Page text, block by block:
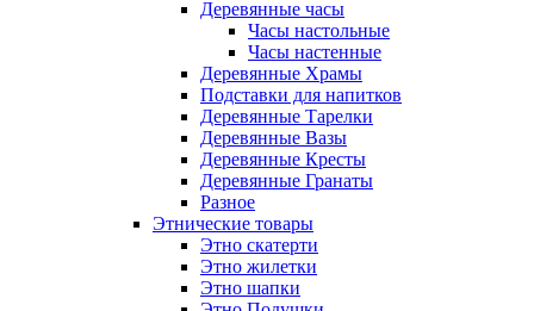
Деревянные часы
Часы настольные
Часы настенные
Деревянные Храмы
Подставки для напитков
Деревянные Тарелки
Деревянные Вазы
Деревянные Кресты
Деревянные Гранаты
Разное
Этнические товары
Этно скатерти
Этно жилетки
Этно шапки